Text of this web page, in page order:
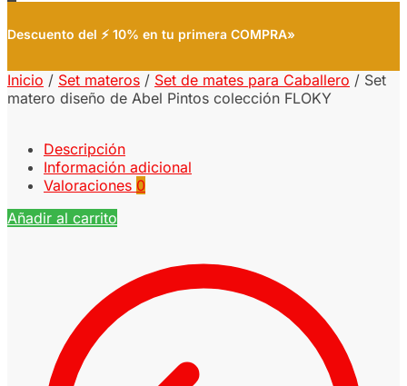
Descuento del ⚡ 10% en tu primera COMPRA»
Inicio / Set materos / Set de mates para Caballero / Set
matero diseño de Abel Pintos colección FLOKY
Descripción
Información adicional
Valoraciones 0
Añadir al carrito